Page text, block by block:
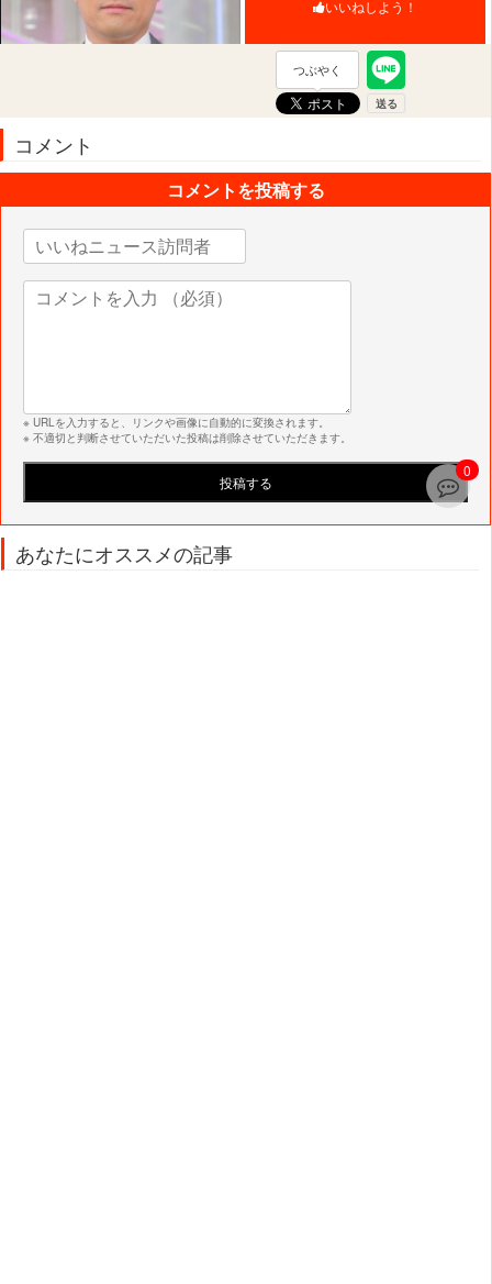
いいねしよう！
つぶやく
コメント
0
コメントを投稿する
※ URLを入力すると、リンクや画像に自動的に変換されます。
※ 不適切と判断させていただいた投稿は削除させていただきます。
あなたにオススメの記事